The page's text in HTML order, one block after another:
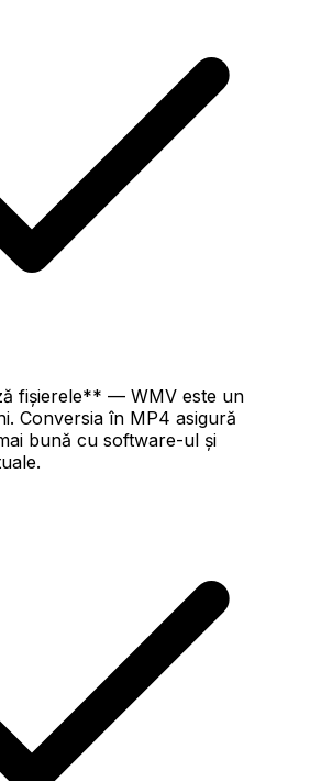
fișierele** — WMV este un
Conversia în MP4 asigură
bună cu software-ul și